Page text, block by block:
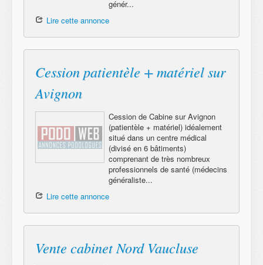
génér...
Lire cette annonce
Cession patientèle + matériel sur
Avignon
Cession de Cabine sur Avignon
(patientèle + matériel) idéalement
situé dans un centre médical
(divisé en 6 bâtiments)
comprenant de très nombreux
professionnels de santé (médecins
généraliste...
Lire cette annonce
Vente cabinet Nord Vaucluse